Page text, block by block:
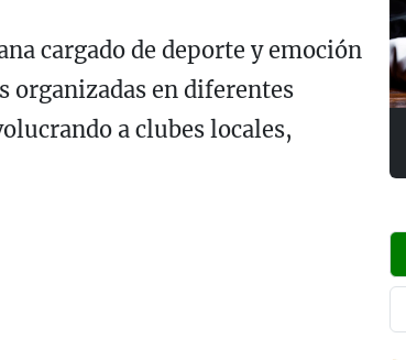
cargado de deporte y emoción
organizadas en diferentes
a clubes locales,